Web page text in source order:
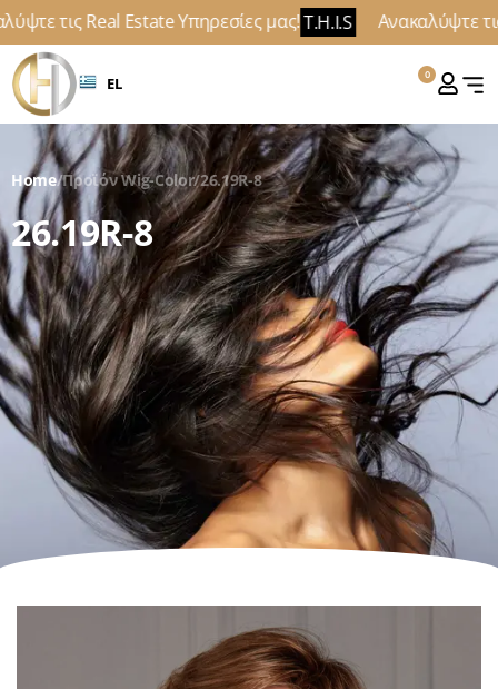
τις Real Estate Υπηρεσίες μας!T.H.I.S Ανακαλύψτε
EL 0
Home/Προϊόν Wig-Color/26.19R-8
26.19R-8
Προκαθορισμένη ταξινόμηση